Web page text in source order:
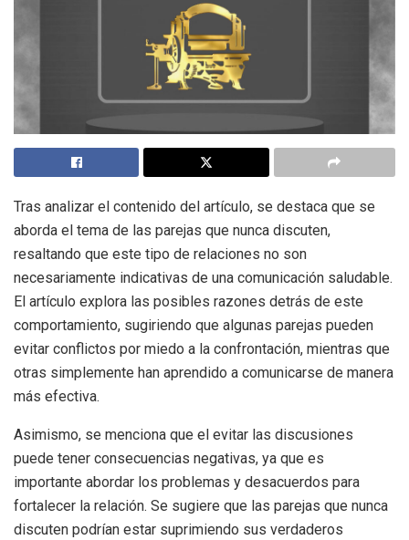
Tras analizar el contenido del artículo, se destaca que se
aborda el tema de las parejas que nunca discuten,
resaltando que este tipo de relaciones no son
necesariamente indicativas de una comunicación saludable.
El artículo explora las posibles razones detrás de este
comportamiento, sugiriendo que algunas parejas pueden
evitar conflictos por miedo a la confrontación, mientras que
otras simplemente han aprendido a comunicarse de manera
más efectiva.
Asimismo, se menciona que el evitar las discusiones
puede tener consecuencias negativas, ya que es
importante abordar los problemas y desacuerdos para
fortalecer la relación. Se sugiere que las parejas que nunca
discuten podrían estar suprimiendo sus verdaderos